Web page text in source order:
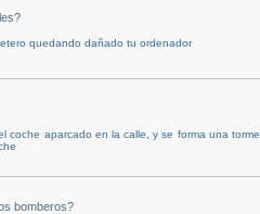
quedando dañado tu ordenador
coche aparcado en la calle, y se forma una
bomberos?